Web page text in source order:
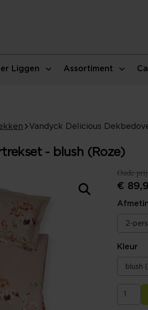
Liggen Assortiment
- blush (Roze)
Oude
€
Kleur